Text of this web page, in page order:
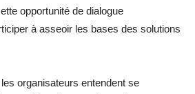
opportunité de dialogue
à asseoir les bases des solutions
organisateurs entendent se